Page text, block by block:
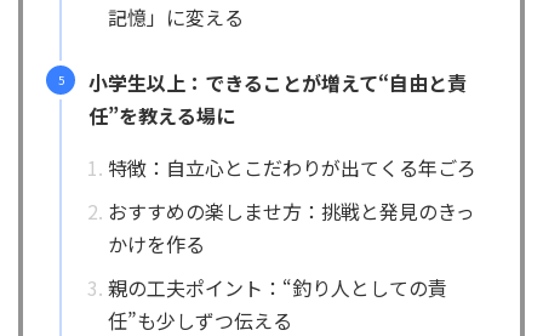
記憶」に変える
小学生以上：できることが増えて“自由と責
任”を教える場に
特徴：自立心とこだわりが出てくる年ごろ
おすすめの楽しませ方：挑戦と発見のきっ
かけを作る
親の工夫ポイント：“釣り人としての責
任”も少しずつ伝える